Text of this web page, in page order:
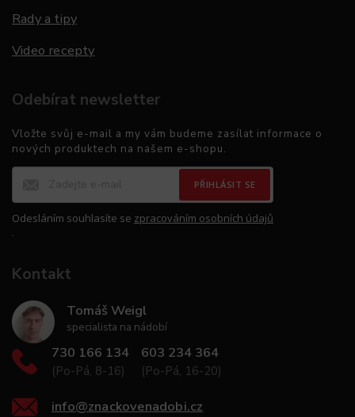
Rady a tipy
Video recepty
Odebírat newsletter
Vložte svůj e-mail a my vám budeme zasílat informace o
nových produktech na našem e-shopu.
PŘIHLÁSIT SE
Odesláním souhlasíte se zpracováním osobních údajů
.
Kontakt
Tomáš Weigl
specialista na nádobí
730 166 134
(Po-Pá, 8-16)
603 234 364
(Po-Pá, 16-20)
info@znackovenadobi.cz